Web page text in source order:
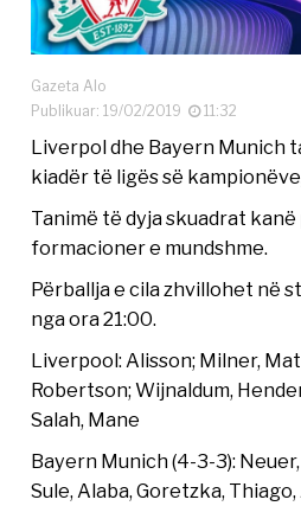
Gazeta Alo
Publikuar: 19/02/2019
11:32
Liverpol dhe Bayern Munich
kiadër të ligës së
Tanimë të dyja skuadrat
formacioner e mundshme.
Përballja e cila zhvillohet në
nga ora 21:00.
Liverpool: Alisson; Milner,
Robertson; Wijnaldum,
Salah, Mane
Bayern Munich (4-3-3):
Sule, Alaba, Goretzka, Thiago,